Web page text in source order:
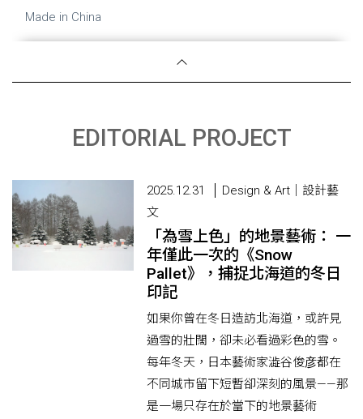
Made in China
EDITORIAL PROJECT
2025.12.31
Design & Art｜設計藝
文
「為雪上色」的地景藝術： 一
年僅此一次的《Snow
Pallet》，捕捉北海道的冬日
印記
如果你曾在冬日造訪北海道，或許見
過雪的壯闊，卻未必看過彩色的雪。
每年冬天，日本藝術家澁谷俊彦都在
不同城市留下短暫卻深刻的風景——那
是一場只存在於當下的地景藝術